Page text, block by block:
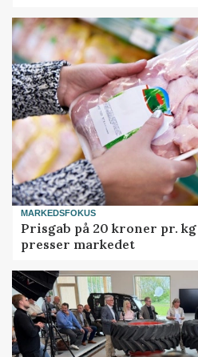
MARKEDSFOKUS
Prisgab på 20 kroner pr.
presser markedet